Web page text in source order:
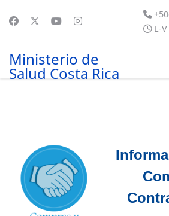
L-V
Ministerio de
Salud Costa Rica